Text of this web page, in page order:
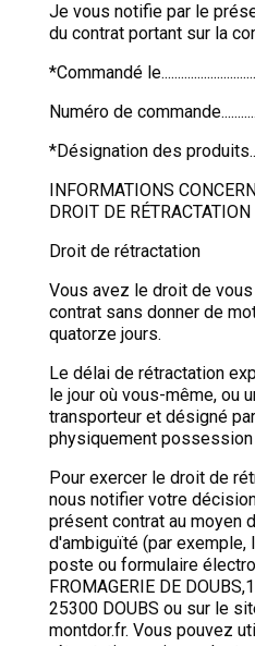
Je vous notifie par le
du contrat portant sur la
*Commandé
Numéro de
*Désignation des
INFORMATIONS
DROIT DE RÉTRACTATION
Droit de rétractation
Vous avez le droit de
contrat sans donner de
quatorze jours.
Le délai de rétractation
le jour où vous-même, ou
transporteur et désigné
physiquement possession
Pour exercer le droit de
nous notifier votre
présent contrat au moyen
d'ambiguïté (par exemple,
poste ou formulaire
FROMAGERIE DE
25300 DOUBS ou sur le
montdor.fr. Vous pouvez